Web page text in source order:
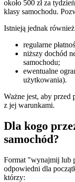
około 500 zł za
klasy samochodu.
Istnieją jednak
regularne
niższy dochód
samochodu;
ewentualne
użytkowania).
Ważne jest, aby przed
z jej warunkami.
Dla kogo
samochód?
Format "wynajmij lub
odpowiedni dla
którzy: